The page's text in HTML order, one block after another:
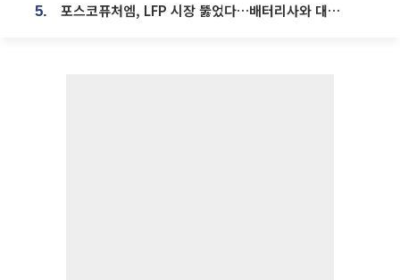
5. 포스코퓨처엠, LFP 시장 뚫었다…배터리사와 대규모 장기 공급 합의